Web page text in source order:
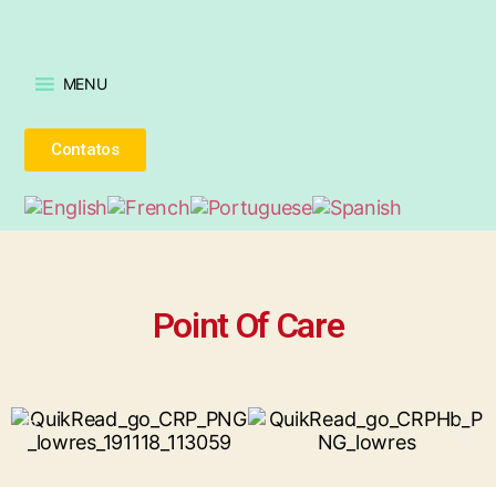
MENU
Contatos
Point Of Care